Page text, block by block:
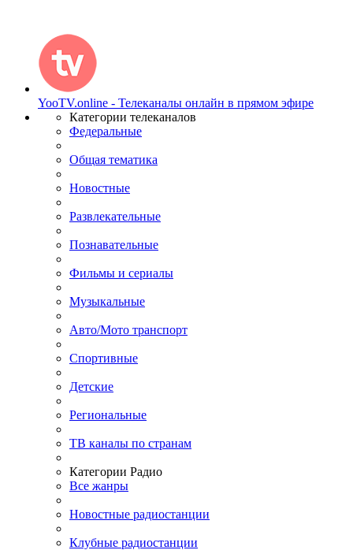
YooTV.online - Телеканалы онлайн в прямом эфире
Категории телеканалов
Федеральные
Общая тематика
Новостные
Развлекательные
Познавательные
Фильмы и сериалы
Музыкальные
Авто/Мото транспорт
Спортивные
Детские
Региональные
ТВ каналы по странам
Категории Радио
Все жанры
Новостные радиостанции
Клубные радиостанции